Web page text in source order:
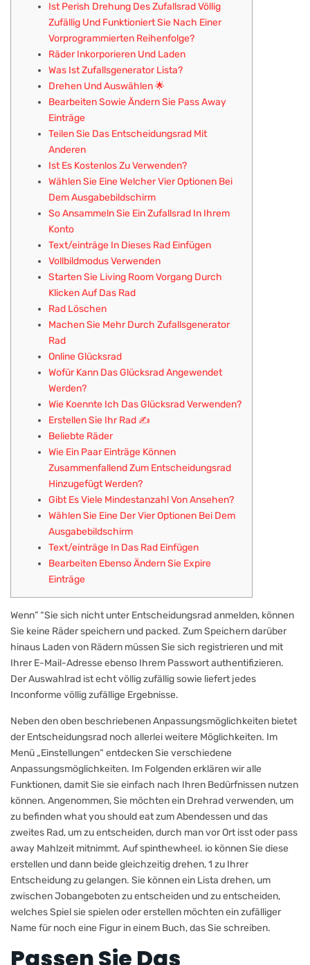
Ist Perish Drehung Des Zufallsrad Völlig
Zufällig Und Funktioniert Sie Nach Einer
Vorprogrammierten Reihenfolge?
Räder Inkorporieren Und Laden
Was Ist Zufallsgenerator Lista?
Drehen Und Auswählen 🌟
Bearbeiten Sowie Ändern Sie Pass Away
Einträge
Teilen Sie Das Entscheidungsrad Mit
Anderen
Ist Es Kostenlos Zu Verwenden?
Wählen Sie Eine Welcher Vier Optionen Bei
Dem Ausgabebildschirm
So Ansammeln Sie Ein Zufallsrad In Ihrem
Konto
Text/einträge In Dieses Rad Einfügen
Vollbildmodus Verwenden
Starten Sie Living Room Vorgang Durch
Klicken Auf Das Rad
Rad Löschen
Machen Sie Mehr Durch Zufallsgenerator
Rad
Online Glücksrad
Wofür Kann Das Glücksrad Angewendet
Werden?
Wie Koennte Ich Das Glücksrad Verwenden?
Erstellen Sie Ihr Rad ✍️
Beliebte Räder
Wie Ein Paar Einträge Können
Zusammenfallend Zum Entscheidungsrad
Hinzugefügt Werden?
Gibt Es Viele Mindestanzahl Von Ansehen?
Wählen Sie Eine Der Vier Optionen Bei Dem
Ausgabebildschirm
Text/einträge In Das Rad Einfügen
Bearbeiten Ebenso Ändern Sie Expire
Einträge
Wenn” “Sie sich nicht unter Entscheidungsrad anmelden, können
Sie keine Räder speichern und packed. Zum Speichern darüber
hinaus Laden von Rädern müssen Sie sich registrieren und mit
Ihrer E-Mail-Adresse ebenso Ihrem Passwort authentifizieren.
Der Auswahlrad ist echt völlig zufällig sowie liefert jedes
Inconforme völlig zufällige Ergebnisse.
Neben den oben beschriebenen Anpassungsmöglichkeiten bietet
der Entscheidungsrad noch allerlei weitere Möglichkeiten. Im
Menü „Einstellungen“ entdecken Sie verschiedene
Anpassungsmöglichkeiten. Im Folgenden erklären wir alle
Funktionen, damit Sie sie einfach nach Ihren Bedürfnissen nutzen
können. Angenommen, Sie möchten ein Drehrad verwenden, um
zu befinden what you should eat zum Abendessen und das
zweites Rad, um zu entscheiden, durch man vor Ort isst oder pass
away Mahlzeit mitnimmt. Auf spinthewheel. io können Sie diese
erstellen und dann beide gleichzeitig drehen, 1 zu Ihrer
Entscheidung zu gelangen. Sie können ein Lista drehen, um
zwischen Jobangeboten zu entscheiden und zu entscheiden,
welches Spiel sie spielen oder erstellen möchten ein zufälliger
Name für noch eine Figur in einem Buch, das Sie schreiben.
Passen Sie Das